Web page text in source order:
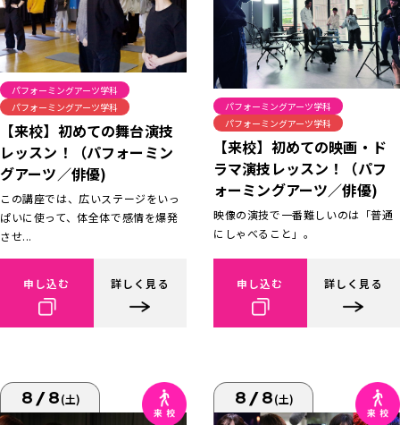
パフォーミングアーツ学科
パフォーミングアーツ学科
【来校】初めての舞台演技
レッスン！（パフォーミン
グアーツ／俳優)
この講座では、広いステージをいっ
ぱいに使って、体全体で感情を爆発
させ...
申し込む 詳しく見る
パフォーミングアーツ学科
パフォーミングアーツ学科
【来校】初めての映画・ド
ラマ演技レッスン！（パフ
ォーミングアーツ／俳優)
映像の演技で一番難しいのは「普通
にしゃべること」。
申し込む 詳しく見る
8/8(土) 8/8(土)